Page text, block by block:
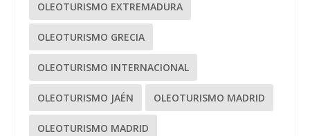
OLEOTURISMO EXTREMADURA
OLEOTURISMO GRECIA
OLEOTURISMO INTERNACIONAL
OLEOTURISMO JAÉN OLEOTURISMO MADRID
OLEOTURISMO MADRID